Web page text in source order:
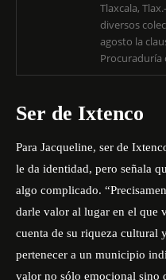
Tlaxcala,
diversos
agosto la
Procuraduría
Ser de Ixtenco
Para Jacqueline, ser de
le da identidad, pero señala
algo complicado.
darle valor al lugar en el que
cuenta de su riqueza cultural
pertenecer a un municipio
valor no sólo emocional sino